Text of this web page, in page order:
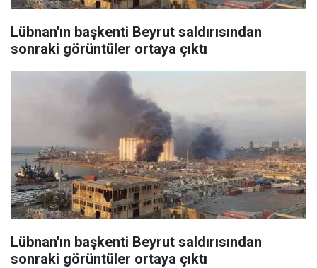
Lübnan'ın başkenti Beyrut saldırısından
sonraki görüntüler ortaya çıktı
Lübnan'ın başkenti Beyrut saldırısından
sonraki görüntüler ortaya çıktı